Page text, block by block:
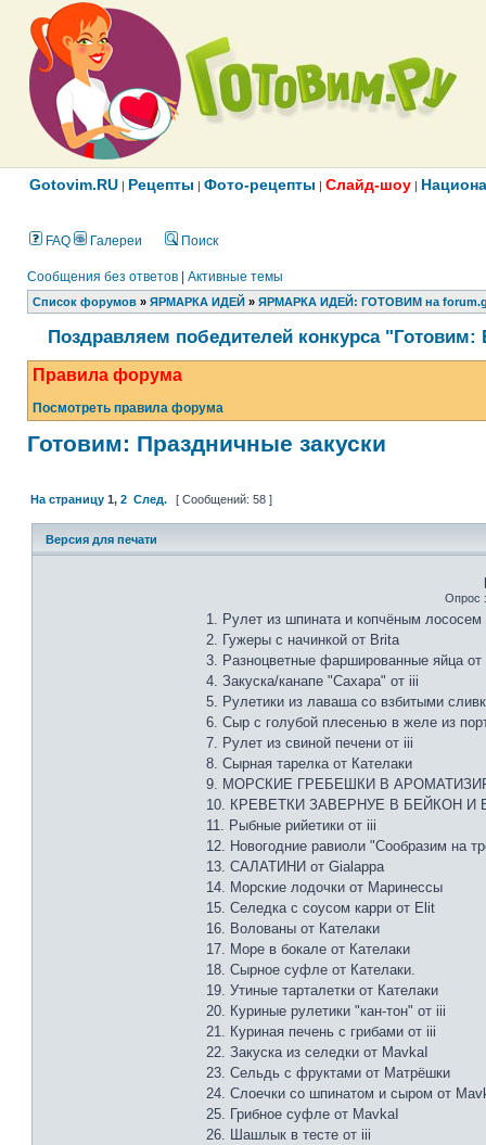
Gotovim.RU | Рецепты | Фото-рецепты | Слайд-шоу |
FAQ Галереи Поиск
Сообщения без ответов Активные темы
Список форумов » ЯРМАРКА ИДЕЙ » ЯРМАРКА ИДЕЙ: ГОТОВИМ на
Поздравляем победителей конкурса
Правила форума
Посмотреть правила форума
Готовим: Праздничные закуски
На страницу 1, 2 След. [ Сообщений: 58 ]
Версия для печати
Опрос
1. Рулет из шпината и копчёным лососем
2. Гужеры с начинкой от Brita
3. Разноцветные фаршированные яйца от
4. Закуска/канапе "Сахара" от iii
5. Рулетики из лаваша со взбитыми
6. Сыр с голубой плесенью в желе из
7. Рулет из свиной печени от iii
8. Сырная тарелка от Кателаки
9. МОРСКИЕ ГРЕБЕШКИ В
10. КРЕВЕТКИ ЗАВЕРНУЕ В БЕЙКОН И
11. Рыбные рийетики от iii
12. Новогодние равиоли "Сообразим на
13. САЛАТИНИ от Gialappa
14. Морские лодочки от Маринессы
15. Селедка с соусом карри от Elit
16. Волованы от Кателаки
17. Море в бокале от Кателаки
18. Сырное суфле от Кателаки.
19. Утиные тарталетки от Кателаки
20. Куриные рулетики "кан-тон" от iii
21. Куриная печень с грибами от iii
22. Закуска из селедки от MavkaI
23. Сельдь с фруктами от Матрёшки
24. Слоечки со шпинатом и сыром от
25. Грибное суфле от МavkaI
26. Шашлык в тесте от iii